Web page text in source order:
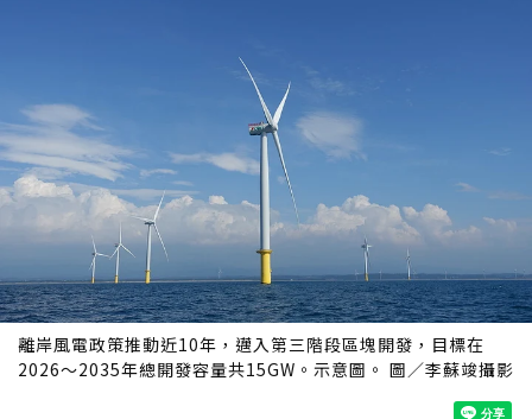
離岸風電政策推動近10年，邁入第三階段區塊開發，目標在
2026～2035年總開發容量共15GW。示意圖。 圖／李蘇竣攝影